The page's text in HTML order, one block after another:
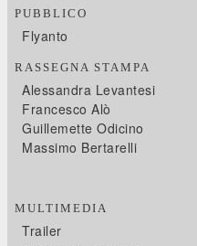
PUBBLICO
Flyanto
RASSEGNA STAMPA
Alessandra Levantesi
Francesco Alò
Guillemette Odicino
Massimo Bertarelli
MULTIMEDIA
Trailer